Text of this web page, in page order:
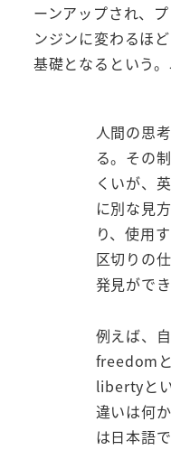
ーンアップされ、
ンジンに変わるほ
基礎となるという
人間の思
る。その
くいが、
に別な見
り、使用
区切りの
発見ができ
例えば、
freedomと
libertyと
違いは何
は日本語